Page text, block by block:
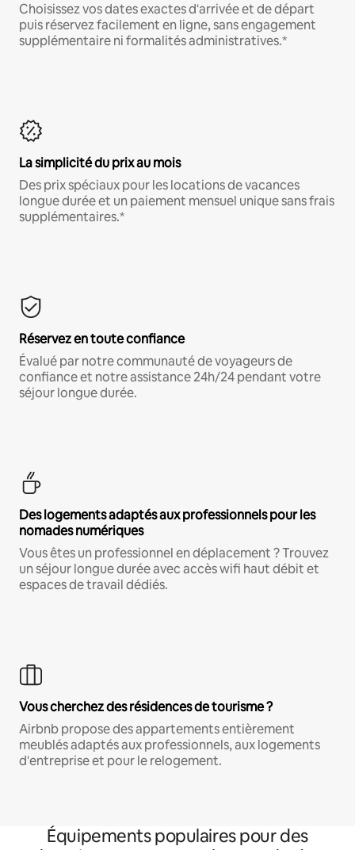
Choisissez vos dates exactes d'arrivée et de départ
puis réservez facilement en ligne, sans engagement
supplémentaire ni formalités administratives.*
La simplicité du prix au mois
Des prix spéciaux pour les locations de vacances
longue durée et un paiement mensuel unique sans frais
supplémentaires.*
Réservez en toute confiance
Évalué par notre communauté de voyageurs de
confiance et notre assistance 24h/24 pendant votre
séjour longue durée.
Des logements adaptés aux professionnels pour les
nomades numériques
Vous êtes un professionnel en déplacement ? Trouvez
un séjour longue durée avec accès wifi haut débit et
espaces de travail dédiés.
Vous cherchez des résidences de tourisme ?
Airbnb propose des appartements entièrement
meublés adaptés aux professionnels, aux logements
d'entreprise et pour le relogement.
Équipements populaires pour des